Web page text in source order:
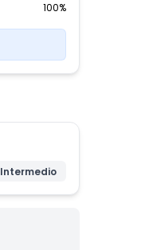
100%
Intermedio